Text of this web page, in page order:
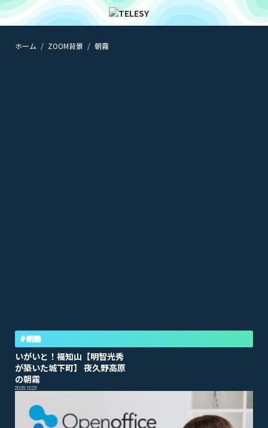
ホーム ZOOM背景 朝霧
#朝霧
いがいと！福知山【明智光秀
が築いた城下町】 夜久野高原
の朝霧
2020.12.23